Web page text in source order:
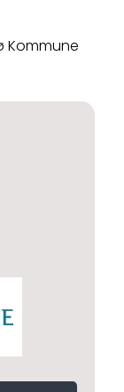
Kommune